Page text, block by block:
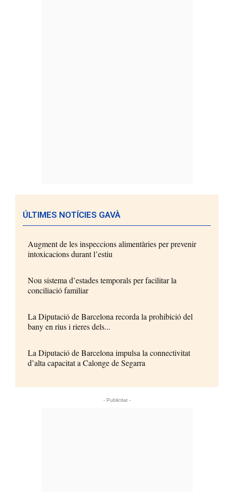
ÚLTIMES NOTÍCIES GAVÀ
Augment de les inspeccions alimentàries per prevenir
intoxicacions durant l’estiu
Nou sistema d’estades temporals per facilitar la
conciliació familiar
La Diputació de Barcelona recorda la prohibició del
bany en rius i rieres dels...
La Diputació de Barcelona impulsa la connectivitat
d’alta capacitat a Calonge de Segarra
- Publicitat -